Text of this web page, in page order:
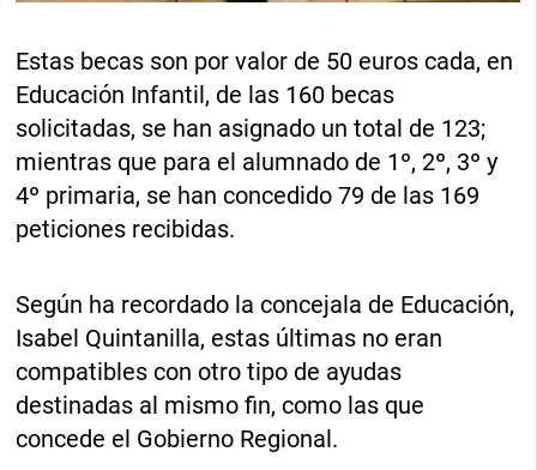
Estas becas son por valor de 50 euros cada, en
Educación Infantil, de las 160 becas
solicitadas, se han asignado un total de 123;
mientras que para el alumnado de 1º, 2º, 3º y
4º primaria, se han concedido 79 de las 169
peticiones recibidas.
Según ha recordado la concejala de Educación,
Isabel Quintanilla, estas últimas no eran
compatibles con otro tipo de ayudas
destinadas al mismo fin, como las que
concede el Gobierno Regional.